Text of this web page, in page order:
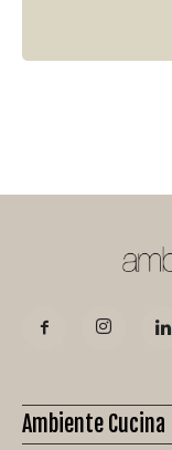
Ambiente Cucina